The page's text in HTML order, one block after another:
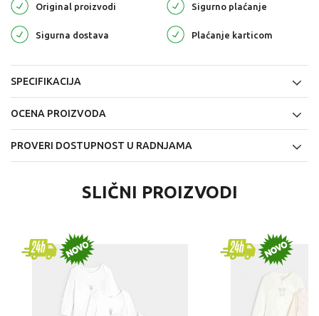
Original proizvodi Sigurno plaćanje
Sigurna dostava Plaćanje karticom
SPECIFIKACIJA
OCENA PROIZVODA
PROVERI DOSTUPNOST U RADNJAMA
SLIČNI PROIZVODI